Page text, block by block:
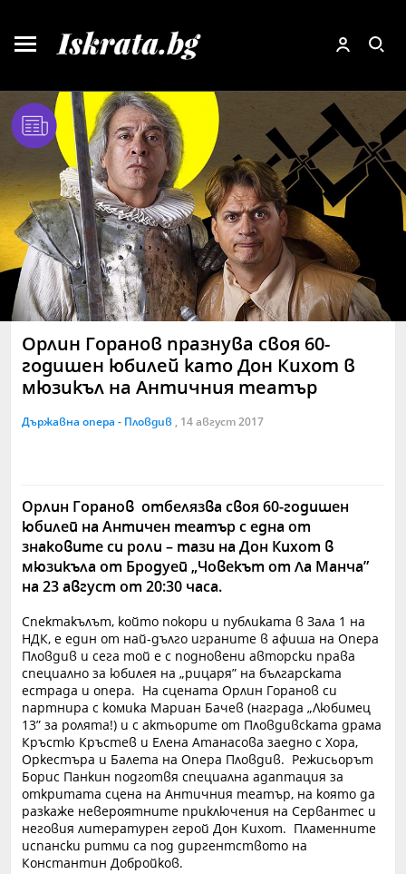
Орлин Горанов празнува своя 60-
годишен юбилей като Дон Кихот в
мюзикъл на Античния театър
Държавна опера - Пловдив , 14 август 2017
Орлин Горанов отбелязва своя 60-годишен
юбилей на Античен театър с една от
знаковите си роли – тази на Дон Кихот в
мюзикъла от Бродуей „Човекът от Ла Манча”
на 23 август от 20:30 часа.
Спектакълът, който покори и публиката в Зала 1 на
НДК, е един от най-дълго играните в афиша на Опера
Пловдив и сега той е с подновени авторски права
специално за юбилея на „рицаря” на българската
естрада и опера. На сцената Орлин Горанов си
партнира с комика Мариан Бачев (награда „Любимец
13” за ролята!) и с актьорите от Пловдивската драма
Кръстю Кръстев и Елена Атанасова заедно с Хора,
Оркестъра и Балета на Опера Пловдив. Режисьорът
Борис Панкин подготвя специална адаптация за
откритата сцена на Античния театър, на която да
разкаже невероятните приключения на Сервантес и
неговия литературен герой Дон Кихот. Пламенните
испански ритми са под диргентството на
Константин Добройков.